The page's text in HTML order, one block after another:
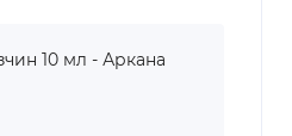
10 мл - Аркана